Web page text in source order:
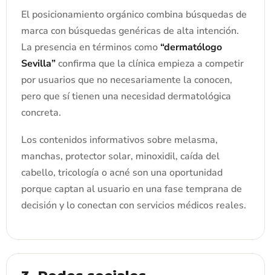
El posicionamiento orgánico combina búsquedas de
marca con búsquedas genéricas de alta intención.
La presencia en términos como“dermatólogo
Sevilla”confirma que la clínica empieza a competir
por usuarios que no necesariamente la conocen,
pero que sí tienen una necesidad dermatológica
concreta.
Los contenidos informativos sobre melasma,
manchas, protector solar, minoxidil, caída del
cabello, tricología o acné son una oportunidad
porque captan al usuario en una fase temprana de
decisión y lo conectan con servicios médicos reales.